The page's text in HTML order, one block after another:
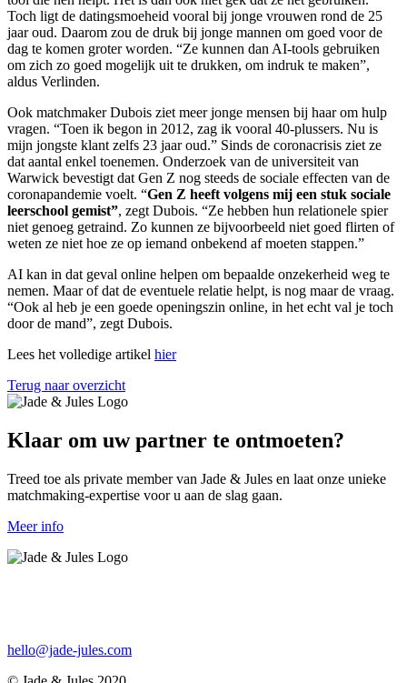
Toch ligt de datingsmoeheid vooral bij jonge vrouwen rond de 25
jaar oud. Daarom zou de druk bij jonge mannen om goed voor de
dag te komen groter worden. “Ze kunnen dan AI-tools gebruiken
om zich zo goed mogelijk uit te drukken, om indruk te maken”,
aldus Verlinden.
Ook matchmaker Dubois ziet meer jonge mensen bij haar om hulp
vragen. “Toen ik begon in 2012, zag ik vooral 40-plussers. Nu is
mijn jongste klant zelfs 23 jaar oud.” Sinds de coronacrisis ziet ze
dat aantal enkel toenemen. Onderzoek van de universiteit van
Warwick bevestigt dat Gen Z nog steeds de sociale effecten van de
coronapandemie voelt. “Gen Z heeft volgens mij een stuk sociale
leerschool gemist”, zegt Dubois. “Ze hebben hun relationele spier
niet genoeg getraind. Zo kunnen ze bijvoorbeeld niet goed flirten of
weten ze niet hoe ze op iemand onbekend af moeten stappen.”
AI kan in dat geval online helpen om bepaalde onzekerheid weg te
nemen. Maar of dat de eventuele relatie helpt, is nog maar de vraag.
“Ook al heb je een goede openingszin online, in het echt val je toch
door de mand”, zegt Dubois.
Lees het volledige artikel hier
Terug naar overzicht
Klaar om uw partner te ontmoeten?
Treed toe als private member van Jade & Jules en laat onze unieke
matchmaking-expertise voor u aan de slag gaan.
Meer info
hello@jade-jules.com